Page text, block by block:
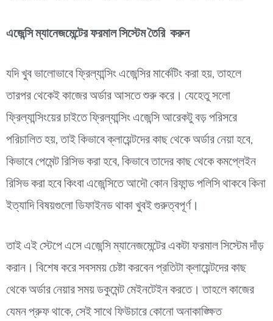
এজেন্সি ম্যানেজমেন্টের ফরমাল সিস্টেম তৈরি করুন
যদি খুব ভালোভাবে ফ্রিল্যান্সিং এজেন্সির মার্কেটিং করা হয়, তাহলে
তারপর থেকেই কাজের অর্ডার আসতে শুরু করে। যেহেতু সলো
ফ্রিল্যান্সিংয়ের চাইতে ফ্রিল্যান্সিং এজেন্সি আরেকটু বড় পরিসরে
পরিচালিত হয়, তাই কিভাবে ক্লায়েন্টদের কাছ থেকে অর্ডার নেয়া হবে,
কিভাবে পেমেন্ট রিসিভ করা হবে, কিভাবে তাদের কাছ থেকে কমপ্লেইন
রিসিভ করা হবে কিংবা এজেন্সিতে আদৌ কোন রিফান্ড পলিসি থাকবে কিনা
ইত্যাদি বিষয়গুলো ডিফাইনড থাকা খুবই গুরুত্বপূর্ণ।
তাই এই স্টেপে এসে এজেন্সি ম্যানেজমেন্টের একটা ফরমাল সিস্টেম দাঁড়
করান। বিশেষ করে সবসময় চেষ্টা করবেন প্রতিটা ক্লায়েন্টদের কাছ
থেকে অর্ডার নেয়ার সময় ডকুমেন্ট মেইনটেইন করতে। তাহলে কাজের
যেমন প্রুফ থাকে, সেই সাথে ফিউচারে কোনো অনাকাঙ্ক্ষিত